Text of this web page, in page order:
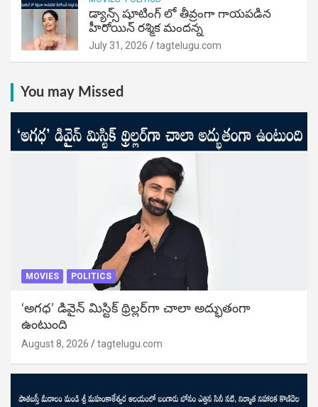
డ్యాన్స్ షూటింగ్ లో తీవ్రంగా గాయపడిన
హీరోయిన్ రశ్మిక మందన్న
July 31, 2026 tagtelugu.com
You may Missed
MOVIES POLITICS
‘అగధ’ డివైన్ మిస్టిక్ థ్రిల్లర్‌గా చాలా అద్భుతంగా
ఉంటుంది
August 8, 2026 tagtelugu.com